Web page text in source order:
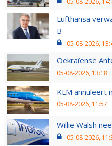
Lufthansa
B
05-08-2026,
Oekraïense
05-08-2026, 13:18
KLM annuleert
05-08-2026, 11:57
Willie Walsh
05-08-2026,